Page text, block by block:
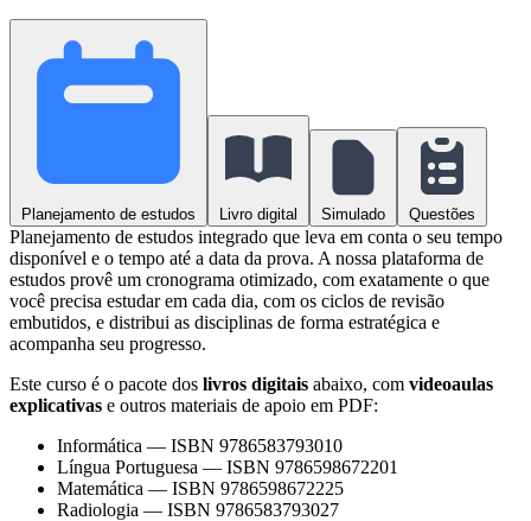
Planejamento de estudos Livro digital Simulado Questões
Planejamento de estudos integrado que leva em conta o seu tempo
disponível e o tempo até a data da prova. A nossa plataforma de
estudos provê um cronograma otimizado, com exatamente o que
você precisa estudar em cada dia, com os ciclos de revisão
embutidos, e distribui as disciplinas de forma estratégica e
acompanha seu progresso.
Este curso é o pacote dos livros digitais abaixo, com videoaulas
explicativas e outros materiais de apoio em PDF:
Informática — ISBN 9786583793010
Língua Portuguesa — ISBN 9786598672201
Matemática — ISBN 9786598672225
Radiologia — ISBN 9786583793027